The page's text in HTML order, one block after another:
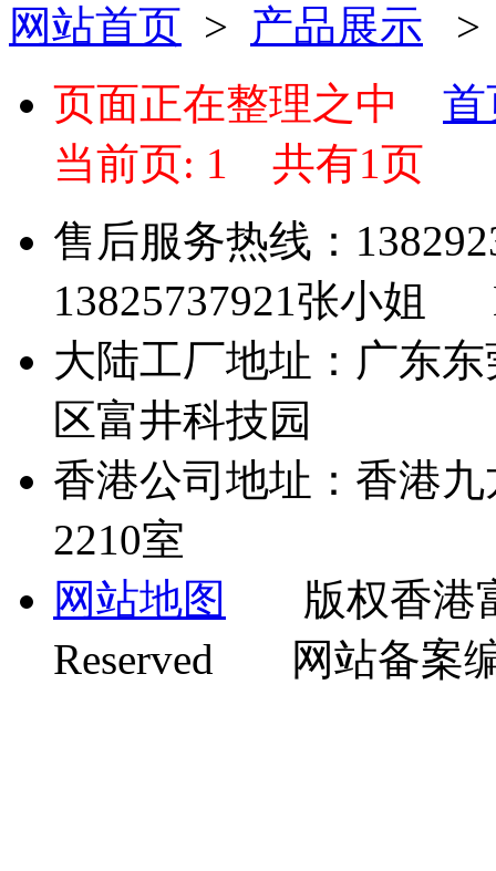
网站首页 > 产品展示
页面正在整理之中
首
当前页: 1
共有1页
售后服务热线：
13825737921张小姐
大陆工厂地址：广东
区富井科技园
香港公司地址：香港
2210室
网站地图
版权香港富
Reserved 网站备案